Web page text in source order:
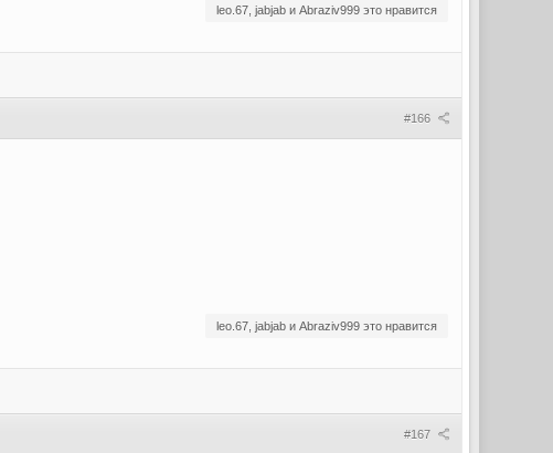
leo.67, jabjab и Abraziv999 это нравится
#166
leo.67, jabjab и Abraziv999 это нравится
#167